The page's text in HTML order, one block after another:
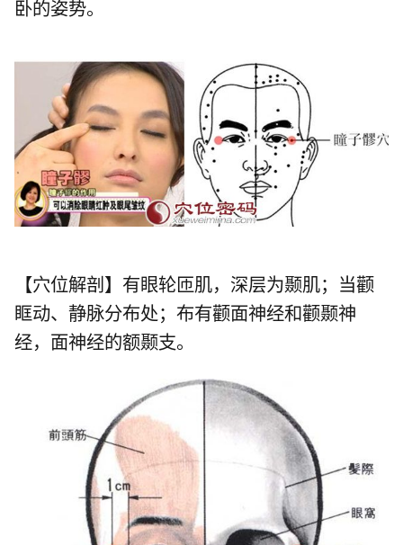
卧的姿势。
【穴位解剖】有眼轮匝肌，深层为颞肌；当颧
眶动、静脉分布处；布有颧面神经和颧颞神
经，面神经的额颞支。